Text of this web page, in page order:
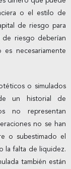
o el estilo de
de riesgo para
riesgo deberían
necesariamente
o simulados
un historial de
no representan
no se han
o subestimado el
la falta de liquidez.
también están